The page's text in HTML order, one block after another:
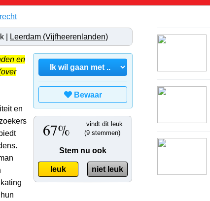
| Leerdam (Vijfheerenlanden)
Bewaar
vindt dit leuk
(9 stemmen)
67%
Stem nu ook
leuk niet leuk
en
en